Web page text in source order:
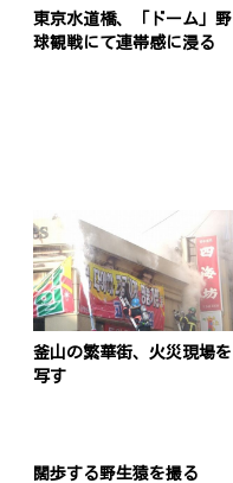
東京水道橋、「ドーム」野
球観戦にて連帯感に浸る
釜山の繁華街、火災現場を
写す
闊歩する野生猿を撮る